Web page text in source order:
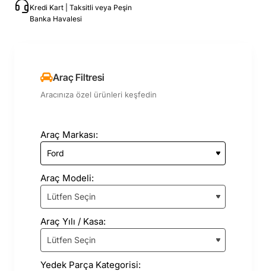
Kredi Kart | Taksitli veya Peşin
Banka Havalesi
Araç Filtresi
Aracınıza özel ürünleri keşfedin
Araç Markası:
Araç Modeli:
Araç Yılı / Kasa:
Yedek Parça Kategorisi: